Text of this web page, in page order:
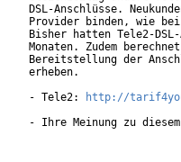
DSL-Anschlüsse.
Provider binden, wie bei
Bisher hatten Tele2-
Monaten. Zudem
Bereitstellung der
erheben.
- Tele2:
http://
- Ihre Meinung zu diesem